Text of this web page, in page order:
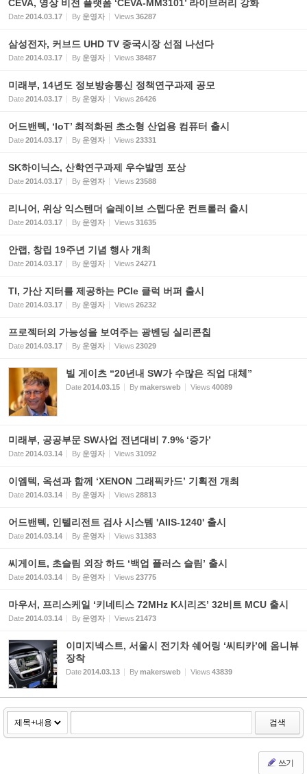
CEVA, 영상 비전 플랫폼 ‘CEVA-MM3101’ 라이브러리 강화
Date2014.03.17 By 운영자 Views 36287
삼성전자, 커브드 UHD TV 중국시장 선점 나선다
Date2014.03.17 By 운영자 Views 38487
미래부, 14년도 정보방송통신 정책연구과제 공모
Date2014.03.17 By 운영자 Views 26426
어드밴텍, ‘IoT’ 최적화된 초소형 산업용 컴퓨터 출시
Date2014.03.17 By 운영자 Views 23331
SK하이닉스, 산학연구과제 우수발명 포상
Date2014.03.17 By 운영자 Views 23588
리니어, 위상 익스텐더 슬레이브 스텝다운 컨트롤러 출시
Date2014.03.17 By 운영자 Views 31635
안랩, 창립 19주년 기념 행사 개최
Date2014.03.17 By 운영자 Views 24271
TI, 가산 지터를 제공하는 PCIe 클럭 버퍼 출시
Date2014.03.17 By 운영자 Views 26232
프로젝터의 가능성을 보여주는 광벤딩 실리콘칩
Date2014.03.17 By 운영자 Views 23029
빌 게이츠 “20년내 SW가 수많은 직업 대체”
Date2014.03.15 Bymakersweb Views 40089
미래부, 공공부문 SW사업 전년대비 7.9% ‘증가’
Date2014.03.14 By 운영자 Views 31092
이엠텍, 옥션과 함께 ‘XENON 그래픽카드’ 기획전 개최
Date2014.03.14 By 운영자 Views 28813
어드밴텍, 인텔리전트 검사 시스템 'AIIS-1240' 출시
Date2014.03.14 By 운영자 Views 31383
씨게이트, 초슬림 외장 하드 ‘백업 플러스 슬림’ 출시
Date2014.03.14 By 운영자 Views 23775
마우서, 프리스케일 ‘키네티스 72MHz K시리즈’ 32비트 MCU 출시
Date2014.03.14 By 운영자 Views 21473
이미지넥스트, 서울시 전기차 쉐어링 ‘씨티카’에 옴니뷰
장착
Date2014.03.13 Bymakersweb Views 43839
검색
쓰기